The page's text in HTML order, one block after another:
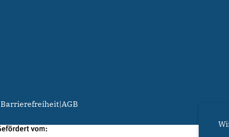
Barrierefreiheit|AGB